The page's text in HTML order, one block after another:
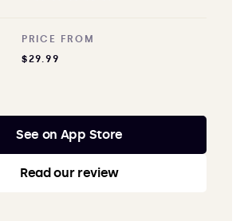
PRICE FROM
$29.99
See on App Store
Read our review